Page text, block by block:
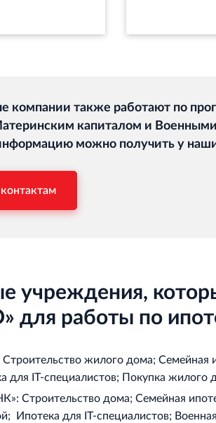
компании также работают по
капиталом и
можно получить у
учреждения,
для работы по
жилого дома; Семейная
для IT‐специалистов; Покупка жилого
Строительство дома; Семейная
Ипотека для IT‐специалистов;